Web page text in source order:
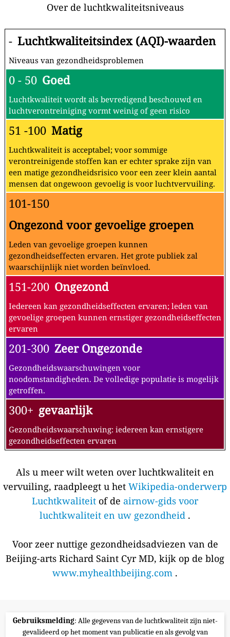
Over de luchtkwaliteitsniveaus
- Luchtkwaliteitsindex (AQI)-waarden
Niveaus van gezondheidsproblemen
0 - 50 Goed
Luchtkwaliteit wordt als bevredigend beschouwd en
luchtverontreiniging vormt weinig of geen risico
51 -100 Matig
Luchtkwaliteit is acceptabel; voor sommige
verontreinigende stoffen kan er echter sprake zijn van
een matige gezondheidsrisico voor een zeer klein aantal
mensen dat ongewoon gevoelig is voor luchtvervuiling.
101-150
Ongezond voor gevoelige groepen
Leden van gevoelige groepen kunnen
gezondheidseffecten ervaren. Het grote publiek zal
waarschijnlijk niet worden beïnvloed.
151-200 Ongezond
Iedereen kan gezondheidseffecten ervaren; leden van
gevoelige groepen kunnen ernstiger gezondheidseffecten
ervaren
201-300 Zeer Ongezonde
Gezondheidswaarschuwingen voor
noodomstandigheden. De volledige populatie is mogelijk
getroffen.
300+ gevaarlijk
Gezondheidswaarschuwing: iedereen kan ernstigere
gezondheidseffecten ervaren
Als u meer wilt weten over luchtkwaliteit en
vervuiling, raadpleegt u het Wikipedia-onderwerp
Luchtkwaliteit of de airnow-gids voor
luchtkwaliteit en uw gezondheid .
Voor zeer nuttige gezondheidsadviezen van de
Beijing-arts Richard Saint Cyr MD, kijk op de blog
www.myhealthbeijing.com .
Gebruiksmelding: Alle gegevens van de luchtkwaliteit zijn niet-
gevalideerd op het moment van publicatie en als gevolg van